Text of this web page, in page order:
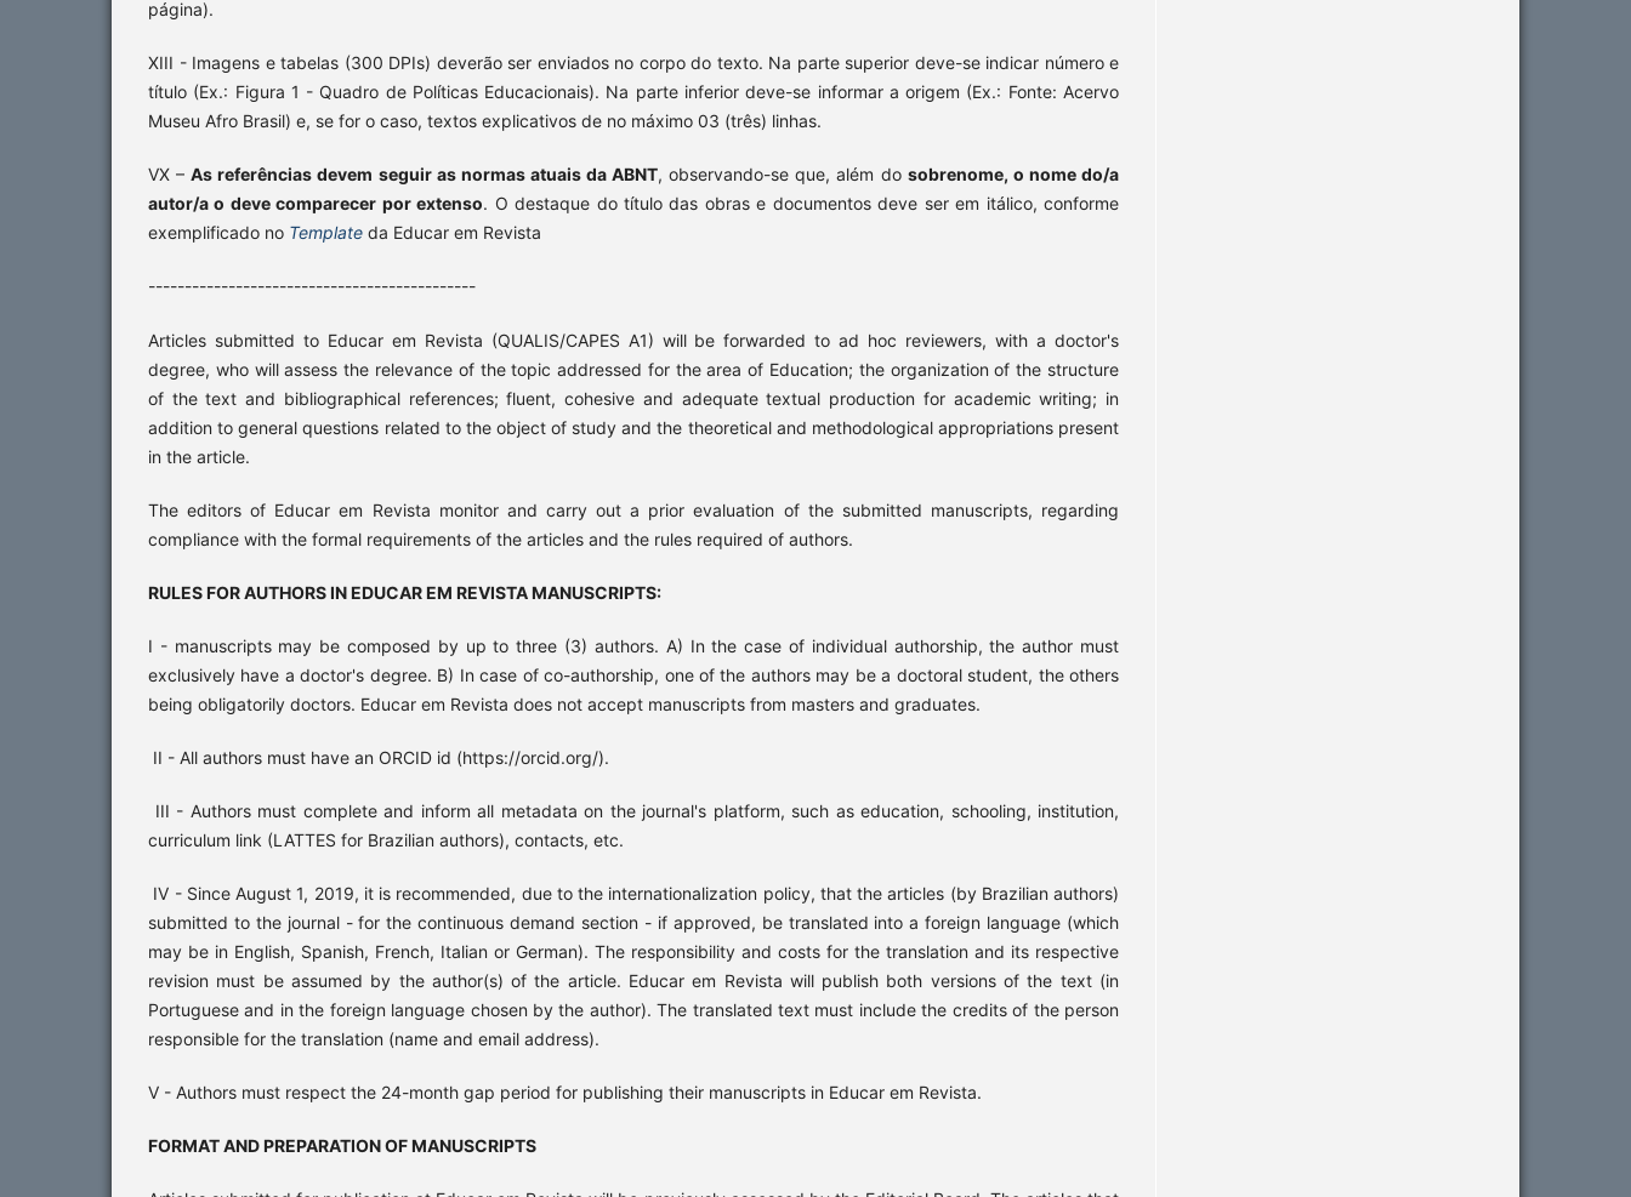
página).
XIII - Imagens e tabelas (300 DPIs) deverão ser enviados no corpo do texto. Na parte superior deve-se indicar número e
título (Ex.: Figura 1 - Quadro de Políticas Educacionais). Na parte inferior deve-se informar a origem (Ex.: Fonte: Acervo
Museu Afro Brasil) e, se for o caso, textos explicativos de no máximo 03 (três) linhas.
VX –As referências devem seguir as normas atuais da ABNT, observando-se que, além do sobrenome, o nome do/a
autor/a o deve comparecer por extenso. O destaque do título das obras e documentos deve ser em itálico, conforme
exemplificado no Template da Educar em Revista
---------------------------------------------
Articles submitted to Educar em Revista (QUALIS/CAPES A1) will be forwarded to ad hoc reviewers, with a doctor's
degree, who will assess the relevance of the topic addressed for the area of Education; the organization of the structure
of the text and bibliographical references; fluent, cohesive and adequate textual production for academic writing; in
addition to general questions related to the object of study and the theoretical and methodological appropriations present
in the article.
The editors of Educar em Revista monitor and carry out a prior evaluation of the submitted manuscripts, regarding
compliance with the formal requirements of the articles and the rules required of authors.
RULES FOR AUTHORS IN EDUCAR EM REVISTA MANUSCRIPTS:
I - manuscripts may be composed by up to three (3) authors. A) In the case of individual authorship, the author must
exclusively have a doctor's degree. B) In case of co-authorship, one of the authors may be a doctoral student, the others
being obligatorily doctors. Educar em Revista does not accept manuscripts from masters and graduates.
II - All authors must have an ORCID id (https://orcid.org/).
III - Authors must complete and inform all metadata on the journal's platform, such as education, schooling, institution,
curriculum link (LATTES for Brazilian authors), contacts, etc.
IV - Since August 1, 2019, it is recommended, due to the internationalization policy, that the articles (by Brazilian authors)
submitted to the journal - for the continuous demand section - if approved, be translated into a foreign language (which
may be in English, Spanish, French, Italian or German). The responsibility and costs for the translation and its respective
revision must be assumed by the author(s) of the article. Educar em Revista will publish both versions of the text (in
Portuguese and in the foreign language chosen by the author). The translated text must include the credits of the person
responsible for the translation (name and email address).
V - Authors must respect the 24-month gap period for publishing their manuscripts in Educar em Revista.
FORMAT AND PREPARATION OF MANUSCRIPTS